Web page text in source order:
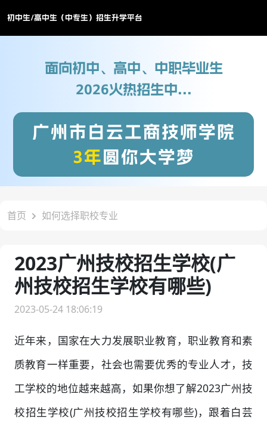
初中生/高中生（中专生）招生升学平台
面向初中、高中、中职毕业生
2026火热招生中...
广州市白云工商技师学院
3年圆你大学梦
首页 如何选择职校专业
2023广州技校招生学校(广
州技校招生学校有哪些)
2023-05-24 18:06:19
近年来，国家在大力发展职业教育，职业教育和素
质教育一样重要，社会也需要优秀的专业人才，技
工学校的地位越来越高，如果你想了解2023广州技
校招生学校(广州技校招生学校有哪些)，跟着白芸